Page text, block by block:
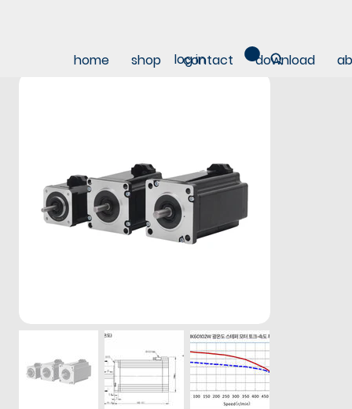
home shop contact download
log in